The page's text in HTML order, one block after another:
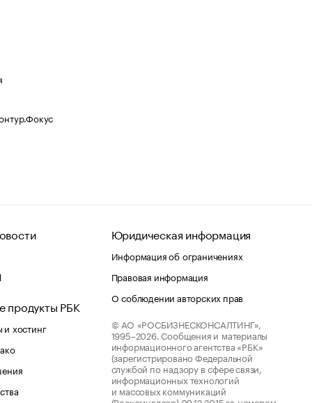
продукты РБК
хостинг
Юридическая информация
Информация об ограничениях
Правовая информация
О соблюдении авторских прав
© АО «РОСБИЗНЕСКОНСАЛТИНГ»,
1995–2026. Сообщения и материалы
информационного агентства «РБК»
(зарегистрировано Федеральной
службой по надзору в сфере связи,
информационных технологий
и массовых коммуникаций